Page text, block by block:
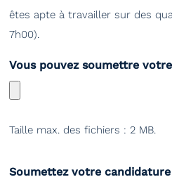
êtes apte à travailler sur des
7h00).
Vous pouvez soumettre votre
Taille max. des fichiers : 2 MB.
Soumettez votre